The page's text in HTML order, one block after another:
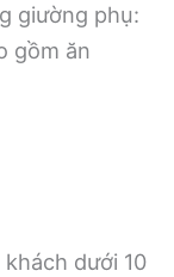
giường phụ:
gồm ăn
dưới 10